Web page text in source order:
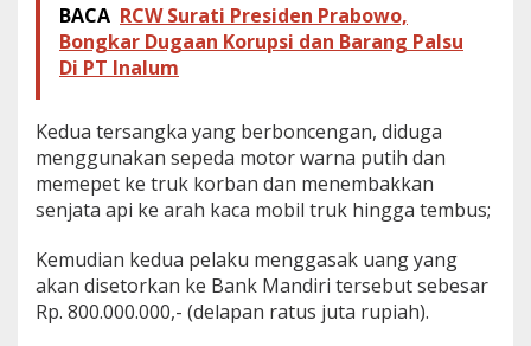
BACA RCW Surati Presiden Prabowo,
Bongkar Dugaan Korupsi dan Barang Palsu
Di PT Inalum
Kedua tersangka yang berboncengan, diduga
menggunakan sepeda motor warna putih dan
memepet ke truk korban dan menembakkan
senjata api ke arah kaca mobil truk hingga tembus;
Kemudian kedua pelaku menggasak uang yang
akan disetorkan ke Bank Mandiri tersebut sebesar
Rp. 800.000.000,- (delapan ratus juta rupiah).